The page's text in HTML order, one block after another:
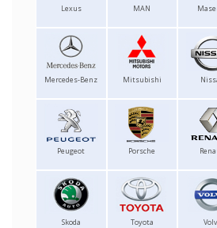
Lexus MAN
Mercedes-Benz Mitsubishi
Peugeot Porsche
Skoda Toyota